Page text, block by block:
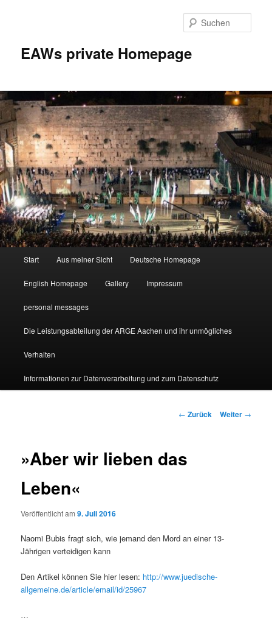
EAWs private Homepage
Start Aus meiner Sicht Deutsche Homepage
English Homepage Gallery Impressum
personal messages
Die Leistungsabteilung der ARGE Aachen und ihr unmögliches
Verhalten
Informationen zur Datenverarbeitung und zum Datenschutz
Beitragsnavigation
← Zurück Weiter →
»Aber wir lieben das
Leben«
Veröffentlicht am9. Juli 2016
Naomi Bubis fragt sich, wie jemand den Mord an einer 13-
Jährigen verteidigen kann
Den Artikel können Sie hier lesen: http://www.juedische-
allgemeine.de/article/email/id/25967
…